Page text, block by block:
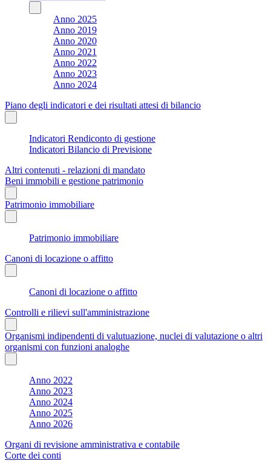
Anno 2025
Anno 2019
Anno 2020
Anno 2021
Anno 2022
Anno 2023
Anno 2024
Piano degli indicatori e dei risultati attesi di bilancio
Indicatori Rendiconto di gestione
Indicatori Bilancio di Previsione
Altri contenuti - relazioni di mandato
Beni immobili e gestione patrimonio
Patrimonio immobiliare
Patrimonio immobiliare
Canoni di locazione o affitto
Canoni di locazione o affitto
Controlli e rilievi sull'amministrazione
Organismi indipendenti di valutuazione, nuclei di valutazione o altri
organismi con funzioni analoghe
Anno 2022
Anno 2023
Anno 2024
Anno 2025
Anno 2026
Organi di revisione amministrativa e contabile
Corte dei conti